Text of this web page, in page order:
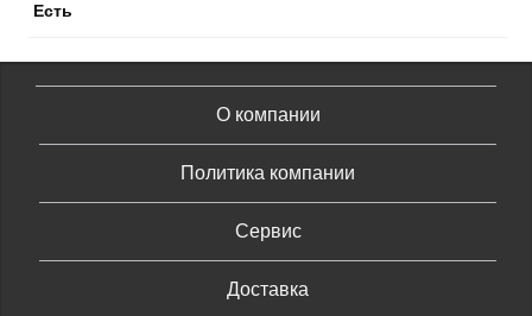
Есть
О компании
Политика компании
Сервис
Доставка